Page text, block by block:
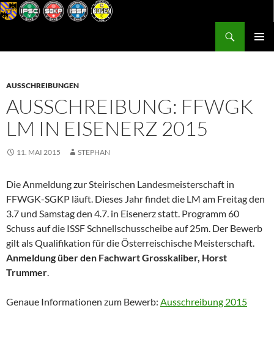
Zum
Inhalt
AUSSCHREIBUNGEN
AUSSCHREIBUNG: FFWGK
LM IN EISENERZ 2015
11. MAI 2015 STEPHAN
Die Anmeldung zur Steirischen Landesmeisterschaft in
FFWGK-SGKP läuft. Dieses Jahr findet die LM am Freitag den
3.7 und Samstag den 4.7. in Eisenerz statt. Programm 60
Schuss auf die ISSF Schnellschusscheibe auf 25m. Der Bewerb
gilt als Qualifikation für die Österreischische Meisterschaft.
Anmeldung über den Fachwart Grosskaliber, Horst
Trummer
Genaue Informationen zum Bewerb: Ausschreibung 2015